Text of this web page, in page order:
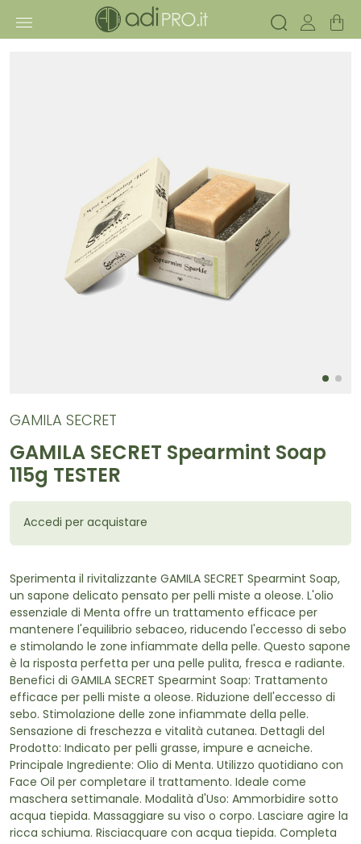
GAMILA SECRET
GAMILA SECRET Spearmint Soap
115g TESTER
Accedi per acquistare
Sperimenta il rivitalizzante GAMILA SECRET Spearmint Soap,
un sapone delicato pensato per pelli miste a oleose. L'olio
essenziale di Menta offre un trattamento efficace per
mantenere l'equilibrio sebaceo, riducendo l'eccesso di sebo
e stimolando le zone infiammate della pelle. Questo sapone
è la risposta perfetta per una pelle pulita, fresca e radiante.
Benefici di GAMILA SECRET Spearmint Soap: Trattamento
efficace per pelli miste a oleose. Riduzione dell'eccesso di
sebo. Stimolazione delle zone infiammate della pelle.
Sensazione di freschezza e vitalità cutanea. Dettagli del
Prodotto: Indicato per pelli grasse, impure e acneiche.
Principale Ingrediente: Olio di Menta. Utilizzo quotidiano con
Face Oil per completare il trattamento. Ideale come
maschera settimanale. Modalità d'Uso: Ammorbidire sotto
acqua tiepida. Massaggiare su viso o corpo. Lasciare agire la
ricca schiuma. Risciacquare con acqua tiepida. Completa